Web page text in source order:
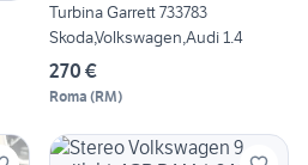
Turbina Garrett 733783
Skoda,Volkswagen,Audi 1.4
270 €
Roma (RM)